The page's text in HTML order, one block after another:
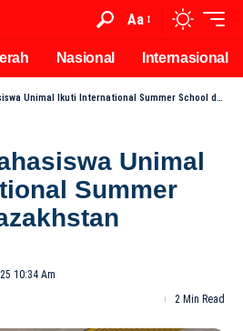
Aa
Nasional Internasional
Unimal Ikuti International Summer School di Kazakhstan
Unimal
Summer
10:34 Am
2 Min Read